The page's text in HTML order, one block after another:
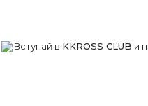
Вступай в KKROSS CLUB и